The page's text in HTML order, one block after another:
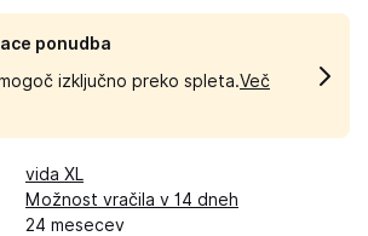
ponudba
izključno preko spleta.Več
vida XL
Možnost vračila v 14 dneh
24 mesecev